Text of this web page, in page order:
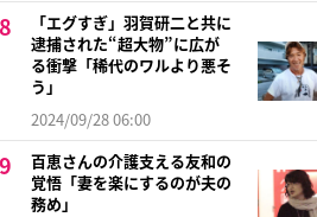
「エグすぎ」羽賀研二と共に
逮捕された“超大物”に広が
る衝撃「稀代のワルより悪そ
う」
2024/09/28 06:00
百恵さんの介護支える友和の
覚悟「妻を楽にするのが夫の
務め」